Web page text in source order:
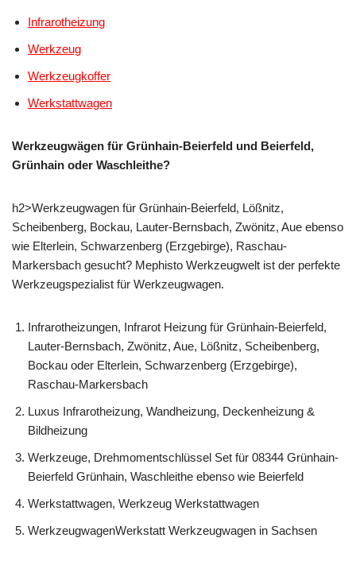
Infrarotheizung
Werkzeug
Werkzeugkoffer
Werkstattwagen
Werkzeugwägen für Grünhain-Beierfeld und Beierfeld,
Grünhain oder Waschleithe?
h2>Werkzeugwagen für Grünhain-Beierfeld, Lößnitz,
Scheibenberg, Bockau, Lauter-Bernsbach, Zwönitz, Aue ebenso
wie Elterlein, Schwarzenberg (Erzgebirge), Raschau-
Markersbach gesucht? Mephisto Werkzeugwelt ist der perfekte
Werkzeugspezialist für Werkzeugwagen.
Infrarotheizungen, Infrarot Heizung für Grünhain-Beierfeld,
Lauter-Bernsbach, Zwönitz, Aue, Lößnitz, Scheibenberg,
Bockau oder Elterlein, Schwarzenberg (Erzgebirge),
Raschau-Markersbach
Luxus Infrarotheizung, Wandheizung, Deckenheizung &
Bildheizung
Werkzeuge, Drehmomentschlüssel Set für 08344 Grünhain-
Beierfeld Grünhain, Waschleithe ebenso wie Beierfeld
Werkstattwagen, Werkzeug Werkstattwagen
WerkzeugwagenWerkstatt Werkzeugwagen in Sachsen